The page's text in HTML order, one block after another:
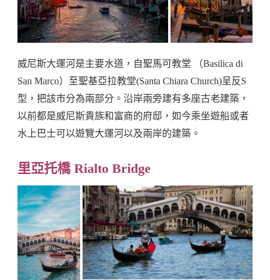
威尼斯大運河是主要水道，自聖馬可教堂 （Basilica di
San Marco）至聖基亞拉教堂(Santa Chiara Church)呈反S
型，把該市分為兩部分。沿岸兩旁建有多座古老建築，
以前都是威尼斯貴族和富商的府邸，如今乘坐遊船或者
水上巴士可以遊覽大運河以及兩岸的建築。
里亞托橋 Rialto Bridge